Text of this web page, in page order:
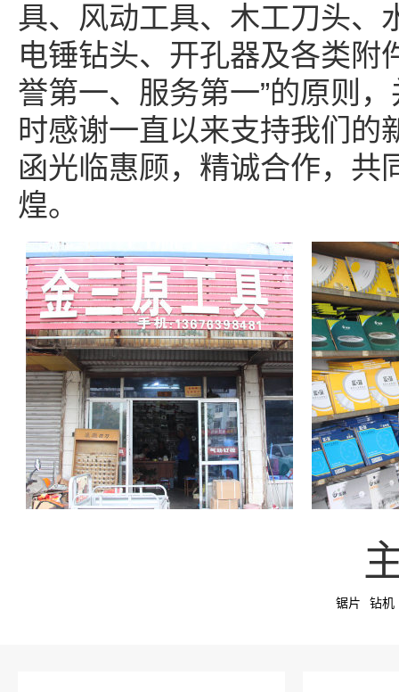
具、风动工具、木工刀头、
电锤钻头、开孔器及各类附
誉第一、服务第一”的原则
时感谢一直以来支持我们的
函光临惠顾，精诚合作，共
煌。
锯片 钻机